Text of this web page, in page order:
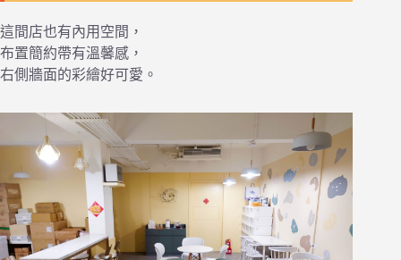
這間店也有內用空間，
布置簡約帶有溫馨感，
右側牆面的彩繪好可愛。